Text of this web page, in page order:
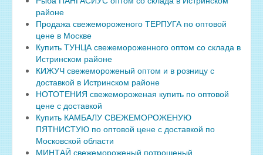
районе
Продажа свежемороженого ТЕРПУГА по оптовой
цене в Москве
Купить ТУНЦА свежемороженного оптом со склада в
Истринском районе
КИЖУЧ свежемороженый оптом и в розницу с
доставкой в Истринском районе
НОТОТЕНИЯ свежемороженая купить по оптовой
цене с доставкой
Купить КАМБАЛУ СВЕЖЕМОРОЖЕНУЮ
ПЯТНИСТУЮ по оптовой цене с доставкой по
Московской области
МИНТАЙ свежемороженый потрошеный